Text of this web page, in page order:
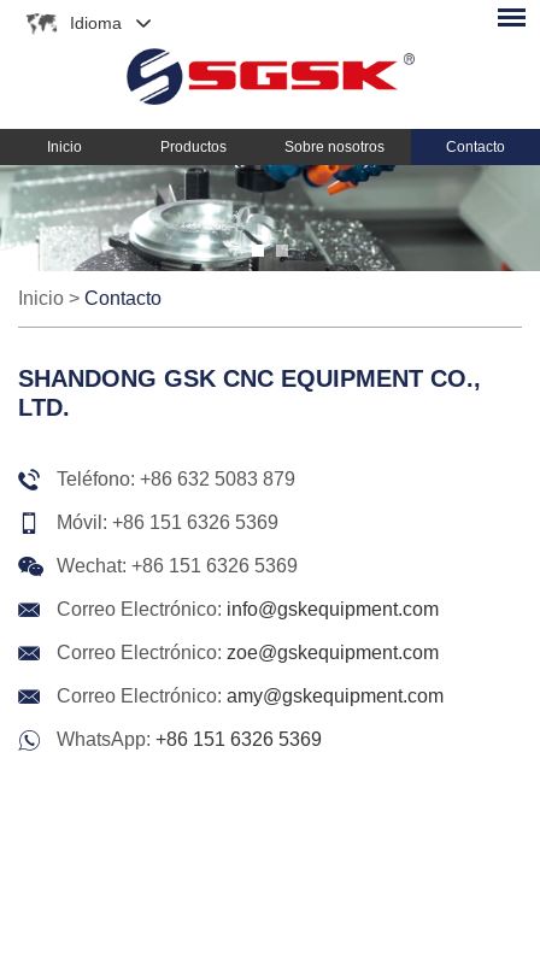
Idioma
Inicio Productos Sobre nosotros Contacto
Inicio > Contacto
SHANDONG GSK CNC EQUIPMENT CO.,
LTD.
Teléfono: +86 632 5083 879
Móvil: +86 151 6326 5369
Wechat: +86 151 6326 5369
Correo Electrónico: info@gskequipment.com
Correo Electrónico: zoe@gskequipment.com
Correo Electrónico: amy@gskequipment.com
WhatsApp: +86 151 6326 5369